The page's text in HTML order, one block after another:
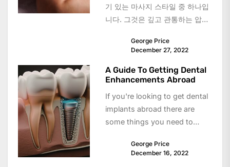
기 있는 마사지 스타일 중 하나입
니다. 그것은 깊고 관통하는 압력
한 질병을 완화시키는데...
George Price
December 27, 2022
A Guide To Getting Dental
Enhancements Abroad
If you're looking to get dental
implants abroad there are
some things you need to
much...George Price
December 16, 2022